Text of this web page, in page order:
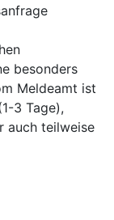
besonders
Meldeamt ist
3 Tage),
auch teilweise